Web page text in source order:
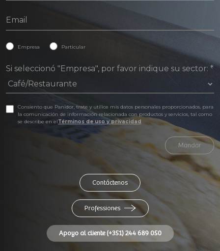
Empresa Particular
Si seleccionó "Empresa", por favor indique su sector: *
Consiento que Panidor, trate y utilice mis datos personales proporcionados, para
la comunicación de información relacionada con productos y servicios, tal como
se describe en elTérminos de uso y privacidad
Mandar
Contáctenos
Professiones
Apoyo al cliente (+351) 244 689 050